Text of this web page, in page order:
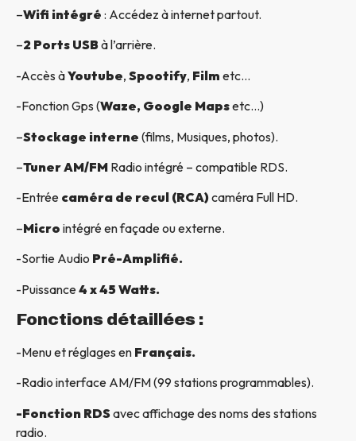
–Wifi intégré : Accédez à internet partout.
–2 Ports USBà l’arrière.
-Accès àYoutube, Spootify, Film etc…
-Fonction Gps (Waze, Google Mapsetc…)
–Stockage interne (films, Musiques, photos).
–Tuner AM/FM Radio intégré – compatible RDS.
-Entrée caméra de recul (RCA)caméra Full HD.
–Micro intégré en façade ou externe.
-Sortie Audio Pré-Amplifié.
-Puissance4 x 45 Watts.
Fonctions détaillées :
-Menu et réglages en Français.
-Radio interface AM/FM (99 stations programmables).
-Fonction RDSavec affichage des noms des stations
radio.